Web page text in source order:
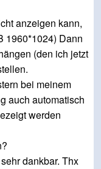
anzeigen kann,
1960*1024) Dann
(den ich jetzt
bei meinem
auch automatisch
werden
dankbar. Thx